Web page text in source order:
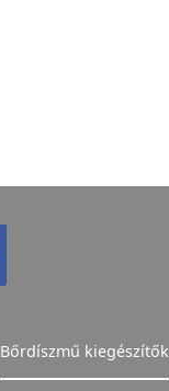
Bőrdíszmű kiegészítők